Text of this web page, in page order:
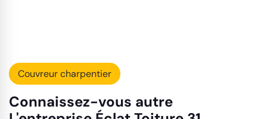
Couvreur charpentier
Connaissez-vous autre